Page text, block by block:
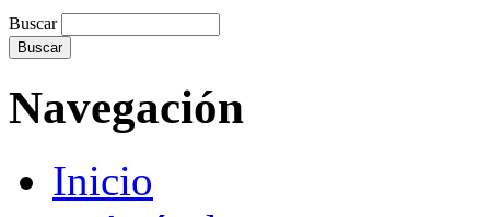
Buscar
Navegación
Inicio